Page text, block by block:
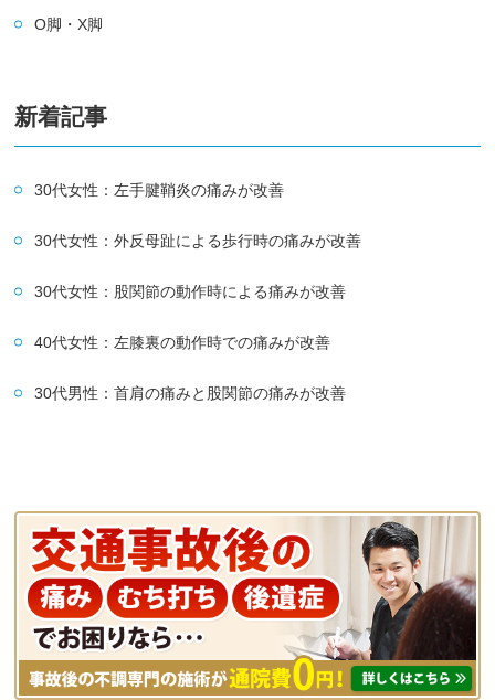
O脚・X脚
新着記事
30代女性：左手腱鞘炎の痛みが改善
30代女性：外反母趾による歩行時の痛みが改善
30代女性：股関節の動作時による痛みが改善
40代女性：左膝裏の動作時での痛みが改善
30代男性：首肩の痛みと股関節の痛みが改善